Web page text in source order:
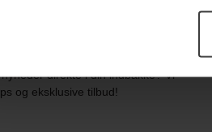
direkte i din indbakke? Vi
og eksklusive tilbud!